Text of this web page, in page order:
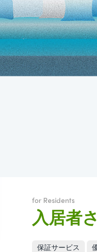
for Residents
入居者
保証サービス